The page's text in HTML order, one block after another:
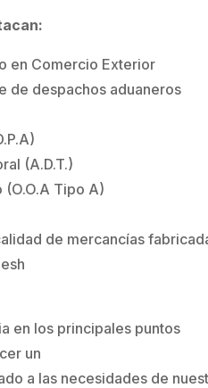
en Comercio Exterior
de despachos aduaneros
(A.D.T.)
(O.O.A Tipo A)
de mercancías
en los principales puntos
un
a las necesidades de